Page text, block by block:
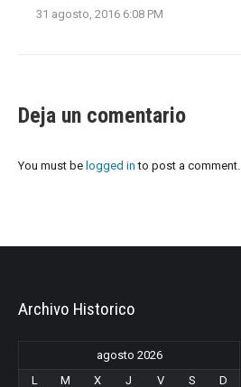
31 agosto, 2016 6:08 PM
Deja un comentario
You must be logged in to post a comment.
Archivo Historico
agosto 2026
L
M X J V S
D